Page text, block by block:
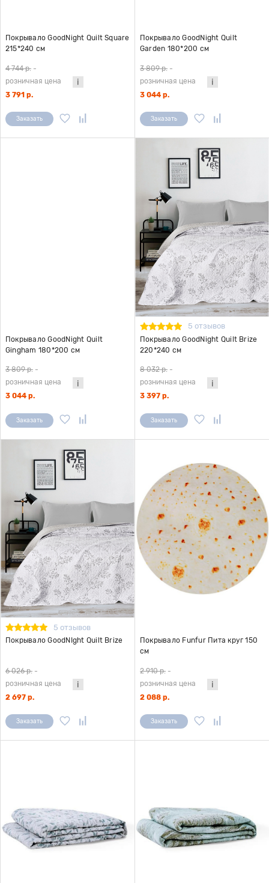
Покрывало GoodNight Quilt Square
215*240 см
4 744 р. -
розничная цена
3 791 р.
Заказать
Покрывало GoodNight Quilt
Garden 180*200 см
3 809 р. -
розничная цена
3 044 р.
Заказать
Покрывало GoodNight Quilt
Gingham 180*200 см
3 809 р. -
розничная цена
3 044 р.
Заказать
5 отзывов
Покрывало GoodNight Quilt Brize
220*240 см
8 032 р. -
розничная цена
3 397 р.
Заказать
5 отзывов
Покрывало GoodNIght Quilt Brize
6 026 р. -
розничная цена
2 697 р.
Заказать
Покрывало Funfur Пита круг 150
см
2 910 р. -
розничная цена
2 088 р.
Заказать